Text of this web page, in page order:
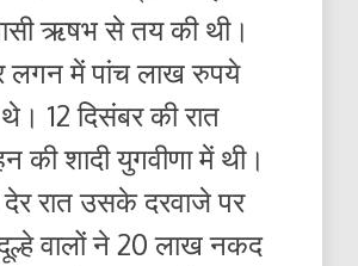
ऋषभ से तय की थी।
लगन में पांच लाख रुपये
12 दिसंबर की रात
की शादी युगवीणा में थी।
रात उसके दरवाजे पर
वालों ने 20 लाख नकद